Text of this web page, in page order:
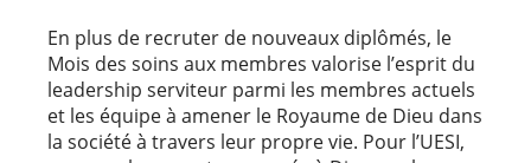
En plus de recruter de nouveaux diplômés, le
Mois des soins aux membres valorise l’esprit du
leadership serviteur parmi les membres actuels
et les équipe à amener le Royaume de Dieu dans
la société à travers leur propre vie. Pour l’UESI,